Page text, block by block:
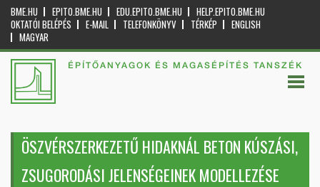
BME.HU EPITO.BME.HU EDU.EPITO.BME.HU
HELP.EPITO.BME.HU
OKTATÓI BELÉPÉS
E-MAIL TELEFONKÖNYV TÉRKÉP
ENGLISH
MAGYAR
ÉPÍTŐANYAGOK ÉS MAGASÉPÍTÉS TANSZÉK
ÖSZVÉRSZERKEZETŰ HIDAKNÁL BETON KÚSZÁSI,
ZSUGORODÁSI JELENSÉGEINEK MODELLEZÉSE